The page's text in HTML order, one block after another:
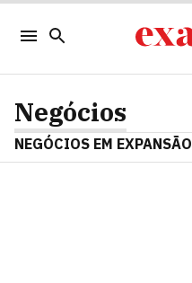
Negócios
NEGÓCIOS EM EXPANSÃO